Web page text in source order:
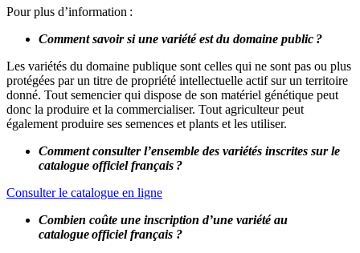
Pour plus d’information :
Comment savoir si une variété est du domaine public ?
Les variétés du domaine publique sont celles qui ne sont pas ou plus
protégées par un titre de propriété intellectuelle actif sur un territoire
donné. Tout semencier qui dispose de son matériel génétique peut
donc la produire et la commercialiser. Tout agriculteur peut
également produire ses semences et plants et les utiliser.
Comment consulter l’ensemble des variétés inscrites sur le
catalogue officiel français ?
Consulter le catalogue en ligne
Combien coûte une inscription d’une variété au
catalogue officiel français ?